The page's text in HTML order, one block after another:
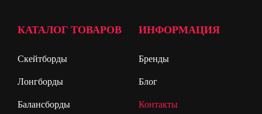
КАТАЛОГ ТОВАРОВ
Скейтборды
Лонгборды
Балансборды
ИНФОРМАЦИЯ
Бренды
Блог
Контакты